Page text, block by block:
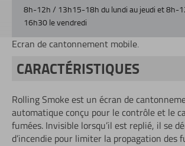
8h-12h / 13h15-18h du lundi au jeudi et 8h-
16h30 le vendredi
Ecran de cantonnement mobile.
CARACTÉRISTIQUES
Rolling Smoke est un écran de
automatique conçu pour le contrôle et le
fumées. Invisible lorsqu’il est replié, il se
d’incendie pour limiter la propagation des